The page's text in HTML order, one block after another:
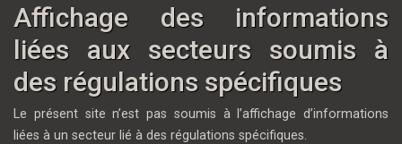
Affichage des informations
liées aux secteurs soumis à
des régulations spécifiques
Le présent site n’est pas soumis à l’affichage d’informations
liées à un secteur lié à des régulations spécifiques.